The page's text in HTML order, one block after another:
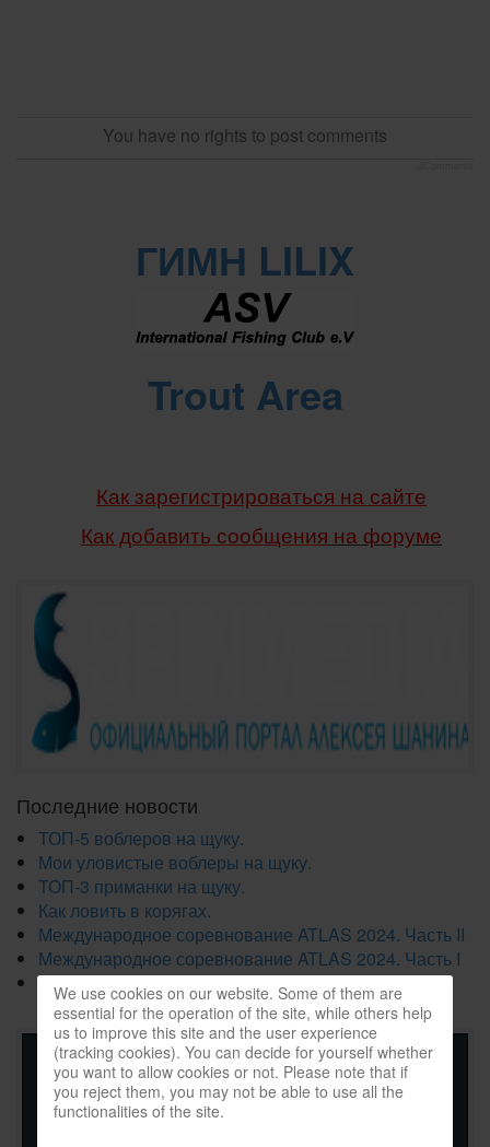
You have no rights to post comments
ГИМН LILIX
Trout Area
Как зарегистрироваться на сайте
Как добавить сообщения на форуме
Последние новости
ТОП-5 воблеров на щуку.
Мои уловистые воблеры на щуку.
ТОП-3 приманки на щуку.
Как ловить в корягах.
Международное соревнование ATLAS 2024. Часть II
Международное соревнование ATLAS 2024. Часть I
Как сделать Джигголовку из Чебурашки?
We use cookies on our website. Some of them are
essential for the operation of the site, while others help
us to improve this site and the user experience
(tracking cookies). You can decide for yourself whether
you want to allow cookies or not. Please note that if
you reject them, you may not be able to use all the
functionalities of the site.